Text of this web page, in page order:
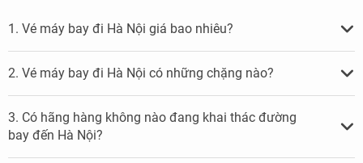
1. Vé máy bay đi Hà Nội giá bao nhiêu?
2. Vé máy bay đi Hà Nội có những chặng nào?
3. Có hãng hàng không nào đang khai thác đường
bay đến Hà Nội?